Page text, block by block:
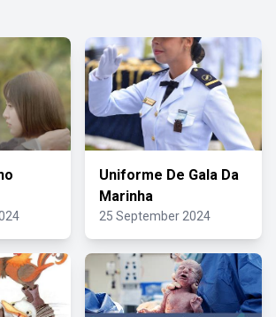
Uniforme De Gala Da
Marinha
25 September 2024